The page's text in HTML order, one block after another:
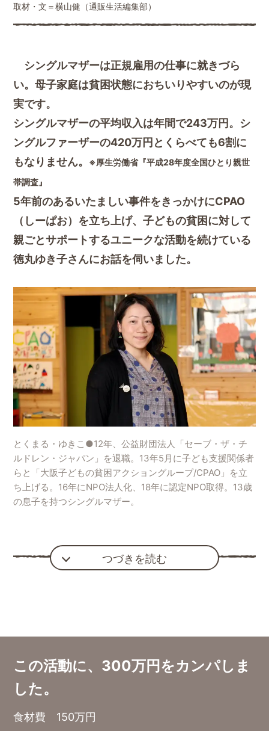
取材・文＝横山健（通販生活編集部）
シングルマザーは正規雇用の仕事に就きづら
い。母子家庭は貧困状態におちいりやすいのが現
実です。
シングルマザーの平均収入は年間で243万円。シ
ングルファーザーの420万円とくらべても6割に
もなりません。
※厚生労働省『平成28年度全国ひとり親世
帯調査』
5年前のあるいたましい事件をきっかけにCPAO
（しーぱお）を立ち上げ、子どもの貧困に対して
親ごとサポートするユニークな活動を続けている
徳丸ゆき子さんにお話を伺いました。
とくまる・ゆきこ●12年、公益財団法人「セーブ・ザ・チ
ルドレン・ジャパン」を退職。13年5月に子ども支援関係者
らと「大阪子どもの貧困アクショングループ/CPAO」を立
ち上げる。16年にNPO法人化、18年に認定NPO取得。13歳
の息子を持つシングルマザー。
つづきを読む
この活動に、300万円をカンパしま
した。
食材費 150万円